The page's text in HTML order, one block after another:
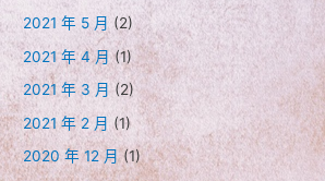
2021 年 5 月 (2)
2021 年 4 月(1)
2021 年 3 月 (2)
2021 年 2 月 (1)
2020 年 12 月(1)